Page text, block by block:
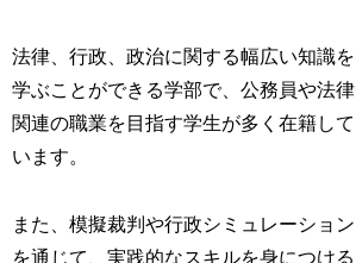
法律、行政、政治に関する幅広い知識を
学ぶことができる学部で、公務員や法律
関連の職業を目指す学生が多く在籍して
います。
また、模擬裁判や行政シミュレーション
を通じて、実践的なスキルを身につける